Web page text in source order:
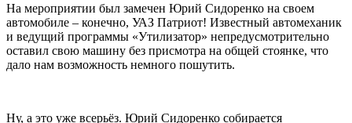
На мероприятии был замечен Юрий Сидоренко на своем
автомобиле – конечно, УАЗ Патриот! Известный автомеханик
и ведущий программы «Утилизатор» непредусмотрительно
оставил свою машину без присмотра на общей стоянке, что
дало нам возможность немного пошутить.
Ну, а это уже всерьёз. Юрий Сидоренко собирается